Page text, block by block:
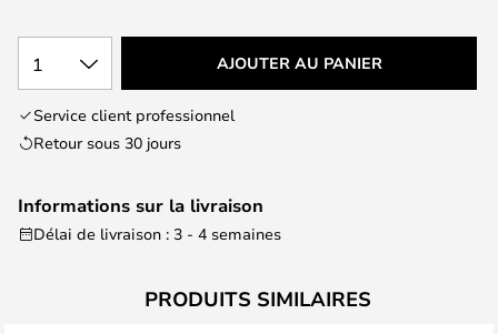
1 AJOUTER AU PANIER
Service client professionnel
Retour sous 30 jours
Informations sur la livraison
Délai de livraison : 3 - 4 semaines
PRODUITS SIMILAIRES